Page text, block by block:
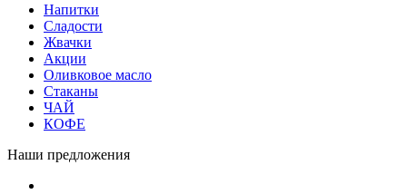
Напитки
Сладости
Жвачки
Акции
Оливковое масло
Стаканы
ЧАЙ
КОФЕ
Наши предложения